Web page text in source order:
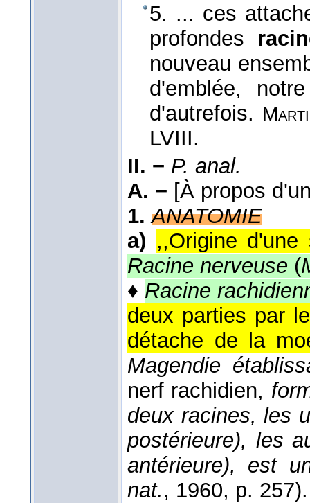
5. ... ces
profondes
nouveau
d'emblée,
d'autrefois.
LVIII.
II. − P. anal.
A. − [À propos
1. ANATOMIE
a) ,,Origine d'une
Racine nerveuse (
♦ Racine
deux parties par
détache de la
Magendie
nerf rachidien,
deux racines, les
postérieure), les
antérieure), est
nat., 1960, p. 257).